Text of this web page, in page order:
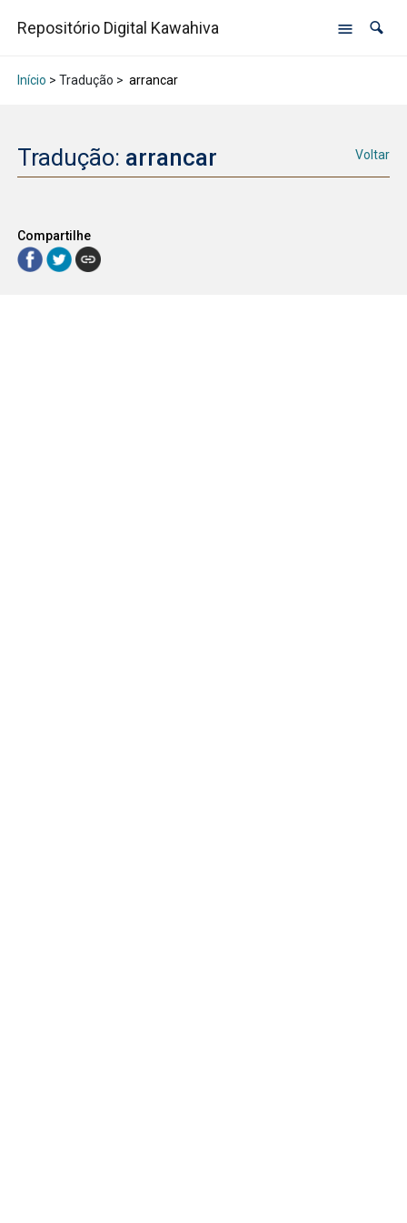
Repositório Digital Kawahiva
Início > Tradução > arrancar
Tradução: arrancar Voltar
Compartilhe